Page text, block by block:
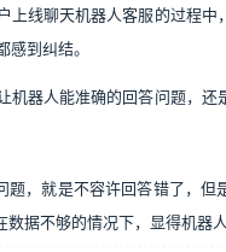
上线聊天机器人客服的过程中
到纠结。
机器人能准确的回答问题，还
题，就是不容许回答错了，但
数据不够的情况下，显得机器